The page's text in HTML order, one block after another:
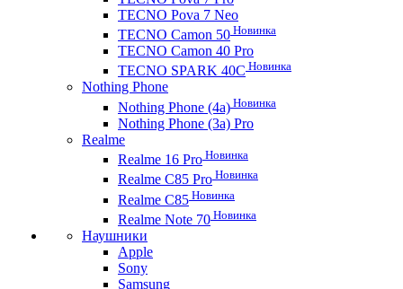
TECNO Pova 7 Neo
TECNO Camon 50 Новинка
TECNO Camon 40 Pro
TECNO SPARK 40C Новинка
Nothing Phone
Nothing Phone (4a) Новинка
Nothing Phone (3a) Pro
Realme
Realme 16 Pro Новинка
Realme C85 Pro Новинка
Realme C85 Новинка
Realme Note 70 Новинка
Наушники
Apple
Sony
Samsung